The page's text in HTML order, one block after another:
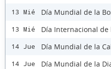
13 Mié Día Mundial de la
13 Mié Día Internacional
14 Jue Día Mundial de la
14 Jue Día Mundial de la